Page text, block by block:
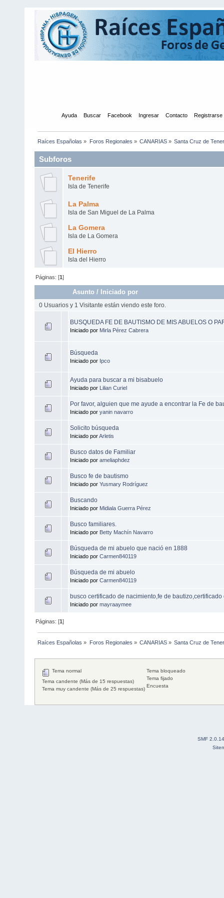
Ayuda Buscar Facebook Ingresar Contacto Registrarse
Raíces Españolas » Foros Regionales » CANARIAS» Santa Cruz de
Subforos
Tenerife
Isla de Tenerife
La Palma
Isla de San Miguel de La Palma
La Gomera
Isla de La Gomera
El Hierro
Isla del Hierro
Páginas: [1]
Asunto / Iniciado por
0 Usuarios y 1 Visitante están viendo este foro.
BUSQUEDA FE DE BAUTISMO DE MIS ABUELOS O
Iniciado por Mirla Pérez Cabrera
Búsqueda
Iniciado por Ipco
Ayuda para buscar a mi bisabuelo
Iniciado por Lilian Curiel
Por favor, alguien que me ayude a encontrar la Fe de
Iniciado por yanin navarro
Solicito búsqueda
Iniciado porArletis
Busco datos de Familiar
Iniciado por ameliaphdez
Busco fe de bautismo
Iniciado por Yusmary Rodríguez
Buscando
Iniciado por Midiala Guerra Pérez
Busco familiares.
Iniciado por Betty Machín Navarro
Búsqueda de mi abuelo que nació en 1888
Iniciado por Carmen840119
Búsqueda de mi abuelo
Iniciado por Carmen840119
busco certificado de nacimiento,fe de
Iniciado por mayraaymee
Páginas: [1]
Raíces Españolas » Foros Regionales » CANARIAS» Santa Cruz de
Tema normal
Tema candente (Más de 15 respuestas)
Tema muy candente (Más de 25 respuestas)
Tema bloqueado
Tema fijado
Encuesta
SMF 2.0.14